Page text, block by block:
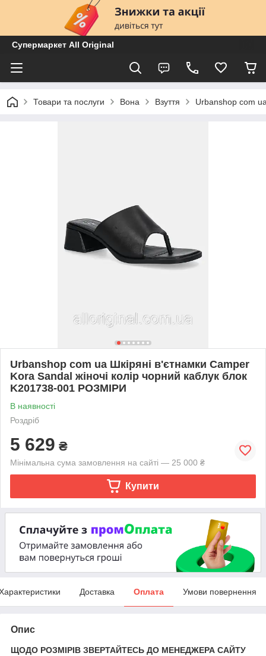
Супермаркет All Original
Товари та послуги Вона Взуття Urbanshop com
Urbanshop com ua Шкіряні в'єтнамки Camper
Kora Sandal жіночі колір чорний каблук блок
K201738-001 РОЗМІРИ
В наявності
Роздріб
5 629 ₴
Мінімальна сума замовлення на сайті — 25 000 ₴
Купити
Доставка Оплата Умови повернення
Опис
ЩОДО РОЗМІРІВ ЗВЕРТАЙТЕСЬ ДО МЕНЕДЖЕРА САЙТУ